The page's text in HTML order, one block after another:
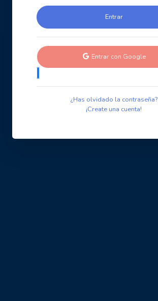
Entrar con Google
¿Has olvidado la contraseña?
¡Create una cuenta!